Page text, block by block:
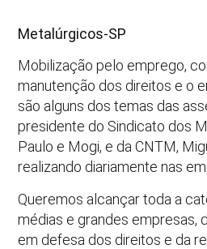
Metalúrgicos-SP
Mobilização pelo emprego,
manutenção dos direitos e o
são alguns dos temas das
presidente do Sindicato dos
Paulo e Mogi, e da CNTM,
realizando diariamente nas
Queremos alcançar toda a
médias e grandes empresas,
em defesa dos direitos e da